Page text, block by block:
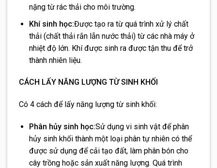
nặng từ rác thải cho môi trường.
Khí sinh học:Được tạo ra từ quá trình xử lý chất
thải (chất thải rắn lẫn nước thải) từ các nhà máy ở
nhiệt độ lớn. Khí được sinh ra được tận thu để trở
thành nhiên liệu.
CÁCH LẤY NĂNG LƯỢNG TỪ SINH KHỐI
Có 4 cách để lấy năng lượng từ sinh khối:
Phân hủy sinh học:Sử dụng vi sinh vật để phân
hủy sinh khối thành một loại phân tự nhiên có thể
được sử dụng để cải tạo đất, làm phân bón cho
cây trồng hoặc sản xuất năng lượng. Quá trình